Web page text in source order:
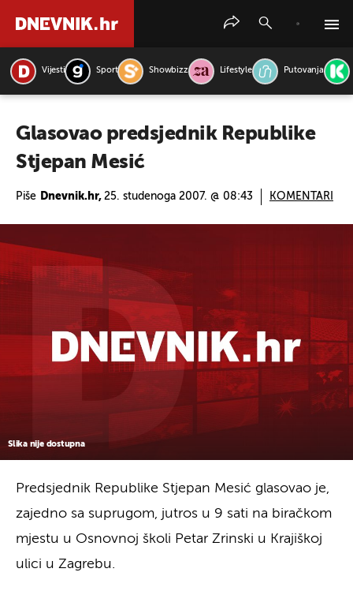
Vijesti Sport Showbizz Lifestyle Putovanja
Glasovao predsjednik Republike
Stjepan Mesić
Piše Dnevnik.hr, 25. studenoga 2007. @ 08:43 KOMENTARI
Slika nije dostupna
Predsjednik Republike Stjepan Mesić glasovao je,
zajedno sa suprugom, jutros u 9 sati na biračkom
mjestu u Osnovnoj školi Petar Zrinski u Krajiškoj
ulici u Zagrebu.
PRETRAŽITE VIJESTI